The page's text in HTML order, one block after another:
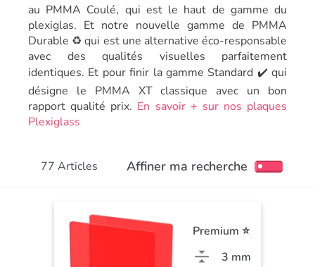
au PMMA Coulé, qui est le haut de gamme du
plexiglas. Et notre nouvelle gamme de PMMA
Durable ♻️ qui est une alternative éco-responsable
avec des qualités visuelles parfaitement
identiques. Et pour finir la gamme Standard ✔️ qui
désigne le PMMA XT classique avec un bon
rapport qualité prix. En savoir + sur nos plaques
Plexiglass
Affiner ma recherche
77 Articles
Premium ⭐
3 mm